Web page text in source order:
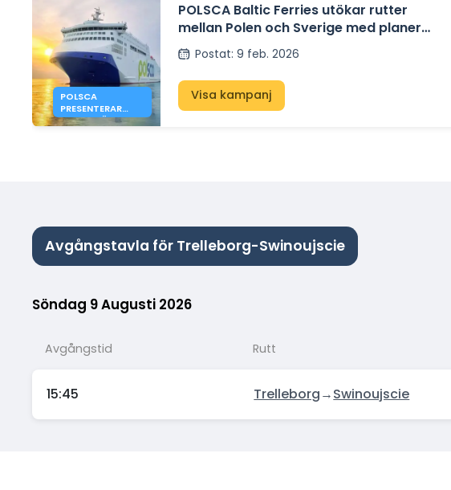
POLSCA
PRESENTERAR
PLANER FÖR
POLSCA Baltic Ferries utökar rutter
mellan Polen och Sverige med planer
för Gdańsk – Karlshamn
Postat: 9 feb. 2026
Visa kampanj
Avgångstavla för Trelleborg-Swinoujscie
Söndag 9 Augusti 2026
Avgångstid Rutt
15:45 Trelleborg→Swinoujscie